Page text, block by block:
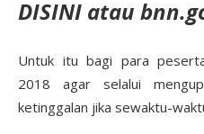
DISINI atau
Untuk itu bagi para
2018 agar selalui
ketinggalan jika sewaktu-